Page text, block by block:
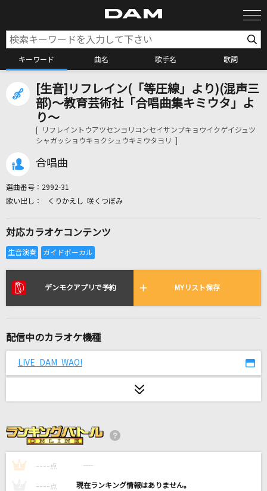
キーワード 曲名 歌手名 歌詞
カラオケ検索
カラオケ店舗検索
リアルタイムで歌われている曲の一覧
るてん
Chevon
ドラえもんのうた(ドラえもんアニメバージョン)
山野さと子、(台詞)大山のぶ代
海の声
浦島太郎(桐谷健太)
[生音]恋の予感
安全地帯
[生音]リフレイン(「等圧線」より)(混声三
部)～教育芸術社「合唱曲集キミウタ」よ
り～
[ リフレイントウアツセンヨリコンセイサンブキョウイクゲイジュツ
シャガッショウキョクシュウキミウタヨリ ]
合唱曲
選曲番号： 2992-31
くりかえし 咲くつぼみ
対応カラオケコンテンツ
デンモクアプリで予約 MYリスト保存
配信中のカラオケ機種
LIVE DAM WAO!
1 ---- 点 ----
---- 点 ----